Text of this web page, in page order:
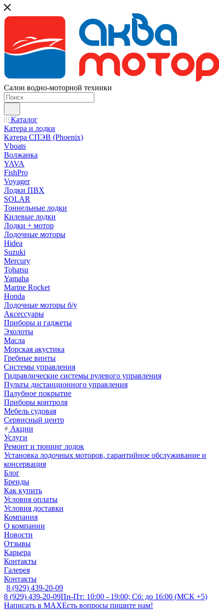
Салон водно-моторной техники
Каталог
Катера и лодки
Катера СПЭВ (Phoenix)
Vboats
Волжанка
YAVA
FishPro
Voyager
Лодки ПВХ
SOLAR
Тоннельные лодки
Килевые лодки
Лодки + мотор
Лодочные моторы
Hidea
Suzuki
Mercury
Tohatsu
Yamaha
Marine Rocket
Honda
Лодочные моторы б/у
Аксессуары
Приборы и гаджеты
Эхолоты
Масла
Морская акустика
Гребные винты
Системы управления
Гидравлические системы рулевого управления
Пульты дистанционного управления
Палубное покрытие
Приборы контроля
Мебель судовая
Сервисный центр
Акции
Услуги
Ремонт и тюнинг лодок
Установка лодочных моторов, гарантийное обслуживание и
консервация
Блог
Бренды
Как купить
Условия оплаты
Условия доставки
Компания
О компании
Новости
Отзывы
Карьера
Контакты
Галерея
Контакты
8 (929) 439-20-09
8 (929) 439-20-09Пн-Пт: 10:00 - 19:00; Сб: до 16:00 (МСК +5)
Написать в MAXЕсть вопросы пишите нам!